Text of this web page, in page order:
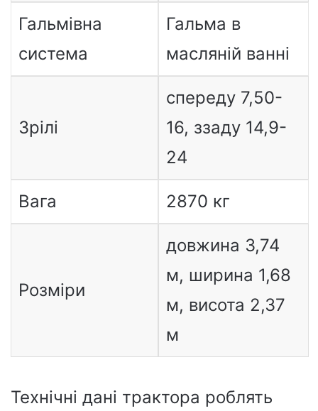
Гальмівна
система
Гальма в
масляній ванні
Зрілі
спереду 7,50-
16, ззаду 14,9-
24
Вага 2870 кг
Розміри
довжина 3,74
м, ширина 1,68
м, висота 2,37
м
Технічні дані трактора роблять